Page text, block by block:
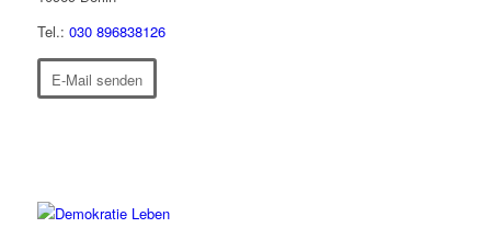
Tel.: 030 896838126
E-Mail senden